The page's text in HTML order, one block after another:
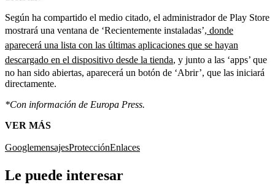
Según ha compartido el medio citado, el administrador de Play Store
mostrará una ventana de ‘Recientemente instaladas’, donde
aparecerá una lista con las últimas aplicaciones que se hayan
descargado en el dispositivo desde la tienda, y junto a las ‘apps’ que
no han sido abiertas, aparecerá un botón de ‘Abrir’, que las iniciará
directamente.
*Con información de Europa Press.
VER MÁS
GooglemensajesProtecciónEnlaces
Le puede interesar